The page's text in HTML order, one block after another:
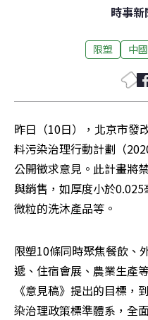
時事新
限塑 中
昨日（10日），北京市發
料污染治理行動計劃（
公開徵求意見。此計畫將
與銷售，如厚度小於
微粒的洗沐產品等。
限塑10條同時聚焦餐飲、
遞、住宿會展、農業生產
《意見稿》提出的目標，
染治理政策標準體系，全